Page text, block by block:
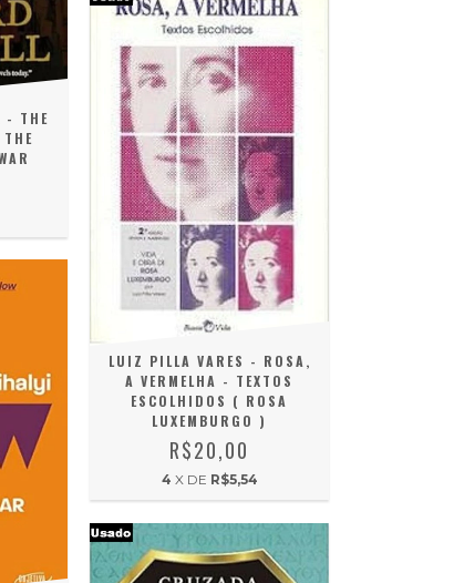
- THE
LUIZ PILLA VARES - ROSA,
A VERMELHA - TEXTOS
ESCOLHIDOS ( ROSA
LUXEMBURGO )
R$20,00
4 X DE R$5,54